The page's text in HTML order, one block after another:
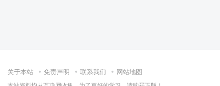
关于本站 免责声明 联系我们 网站地图